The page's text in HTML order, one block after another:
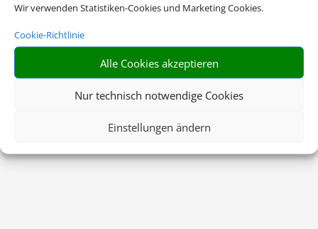
Wir verwenden Statistiken-Cookies und Marketing Cookies.
Cookie-Richtlinie
Alle Cookies akzeptieren
Nur technisch notwendige Cookies
Einstellungen ändern